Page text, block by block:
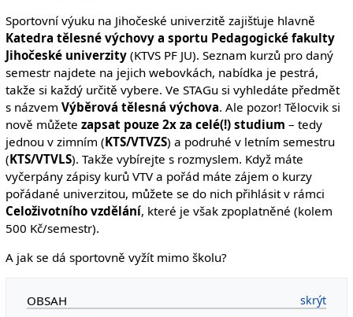
Sportovní výuku na Jihočeské univerzitě zajišťuje hlavně
Katedra tělesné výchovy a sportu Pedagogické fakulty
Jihočeské univerzity(KTVS PF JU). Seznam kurzů pro daný
semestr najdete na jejich webovkách, nabídka je pestrá,
takže si každý určitě vybere. Ve STAGu si vyhledáte předmět
s názvem Výběrová tělesná výchova. Ale pozor! Tělocvik si
nově můžete zapsat pouze 2x za celé(!) studium – tedy
jednou v zimním (KTS/VTVZS) a podruhé v letním semestru
(KTS/VTVLS). Takže vybírejte s rozmyslem. Když máte
vyčerpány zápisy kurů VTV a pořád máte zájem o kurzy
pořádané univerzitou, můžete se do nich přihlásit v rámci
Celoživotního vzdělání, které je však zpoplatněné (kolem
500 Kč/semestr).
A jak se dá sportovně vyžít mimo školu?
OBSAH